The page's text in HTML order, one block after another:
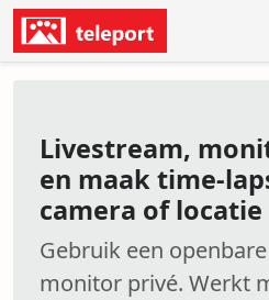
Livestream,
en maak time-
camera of locatie
Gebruik een
monitor privé. Werkt